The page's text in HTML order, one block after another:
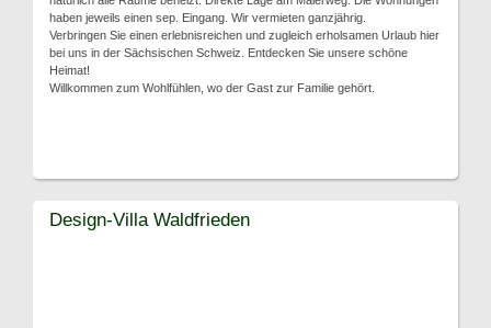
haben jeweils einen sep. Eingang. Wir vermieten ganzjährig.
Verbringen Sie einen erlebnisreichen und zugleich erholsamen Urlaub hier
bei uns in der Sächsischen Schweiz. Entdecken Sie unsere schöne
Heimat!
Willkommen zum Wohlfühlen, wo der Gast zur Familie gehört.
Design-Villa Waldfrieden